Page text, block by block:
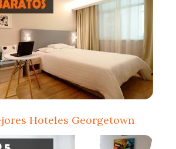
Hoteles Georgetown